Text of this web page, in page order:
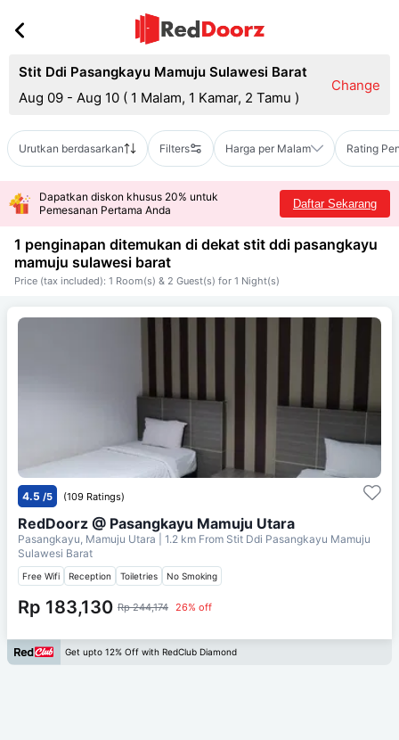
Stit Ddi Pasangkayu Mamuju Sulawesi Barat
Aug 09 - Aug 10 ( 1 Malam, 1 Kamar, 2 Tamu )
Change
Urutkan berdasarkan Filters Harga per Malam Rating
Dapatkan diskon khusus 20% untuk
Pemesanan Pertama Anda
Daftar Sekarang
1 penginapan ditemukan di dekat stit ddi pasangkayu
mamuju sulawesi barat
Price (tax included): 1 Room(s) & 2 Guest(s) for 1 Night(s)
4.5 /5 (109 Ratings)
RedDoorz @ Pasangkayu Mamuju Utara
Pasangkayu, Mamuju Utara | 1.2 km From Stit Ddi Pasangkayu Mamuju
Sulawesi Barat
Free Wifi Reception Toiletries No Smoking
Rp 183,130 Rp 244,174 26% off
Get upto 12% Off with RedClub Diamond